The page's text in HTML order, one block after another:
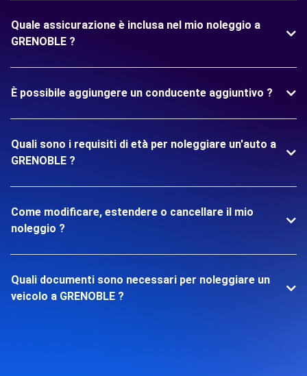
Quale assicurazione è inclusa nel mio noleggio a
GRENOBLE ?
È possibile aggiungere un conducente aggiuntivo ?
Quali sono i requisiti di età per noleggiare un'auto a
GRENOBLE ?
Come modificare, estendere o cancellare il mio
noleggio ?
Quali documenti sono necessari per noleggiare un
veicolo a GRENOBLE ?